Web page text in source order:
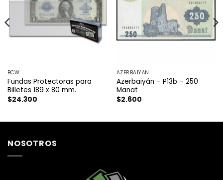
BCW
Fundas Protectoras para
Billetes 189 x 80 mm.
$24.300
AZERBAIYÁN
Azerbaiyán – P13b – 250
Manat
$2.600
NOSOTROS